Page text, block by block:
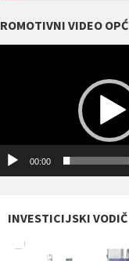
VIDEO
00:00
INVESTICIJSKI VODIČ